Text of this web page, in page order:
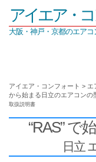
アイエア・
大阪・神戸・京都のエア
アイエア・コンフォート > エ
から始まる日立のエアコンの
取扱説明書
“RAS” で
日立